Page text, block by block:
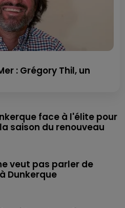
: Grégory Thil, un
face à l'élite pour
saison du renouveau
veut pas parler de
Dunkerque